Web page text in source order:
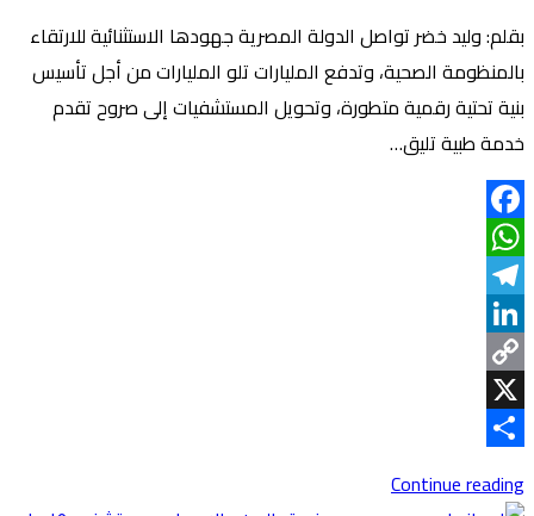
بقلم: وليد خضر ​تواصل الدولة المصرية جهودها الاستثنائية للارتقاء
بالمنظومة الصحية، وتدفع المليارات تلو المليارات من أجل تأسيس
بنية تحتية رقمية متطورة، وتحويل المستشفيات إلى صروح تقدم
خدمة طبية تليق…
Facebook
WhatsApp
Telegram
LinkedIn
Copy
LinkX
Continue reading